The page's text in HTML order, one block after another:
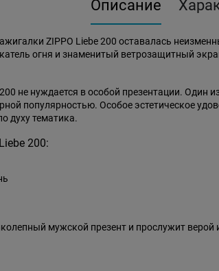
Описание
ZIPPO Liebe 200 оставалась
огня и знаменитый ветрозащитный
не нуждается в особой презентации.
популярностью. Особое эстетическое
духу тематика.
200:
мужской презент и прослужит